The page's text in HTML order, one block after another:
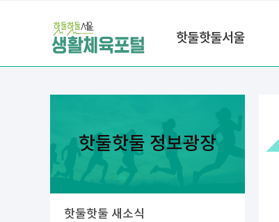
핫둘핫둘서울
핫둘핫둘 정보광장
핫둘핫둘 새소식